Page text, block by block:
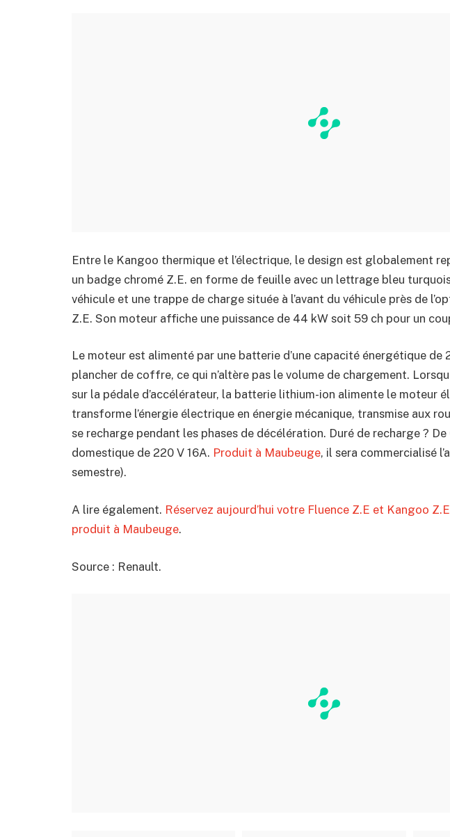
Entre le Kangoo thermique et l’électrique, le design est globalement
un badge chromé Z.E. en forme de feuille avec un lettrage bleu
véhicule et une trappe de charge située à l’avant du véhicule près de
Z.E. Son moteur affiche une puissance de 44 kW soit 59 ch pour un
Le moteur est alimenté par une batterie d’une capacité énergétique de
plancher de coffre, ce qui n’altère pas le volume de chargement.
sur la pédale d’accélérateur, la batterie lithium-ion alimente le moteur
transforme l’énergie électrique en énergie mécanique, transmise aux
se recharge pendant les phases de décélération. Duré de recharge ? De
domestique de 220 V 16A. Produit à Maubeuge, il sera commercialisé
semestre).
A lire également. Réservez aujourd’hui votre Fluence Z.E et Kangoo Z.E
produit à Maubeuge.
Source : Renault.